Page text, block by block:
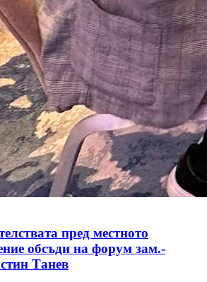
пред местното
обсъди на форум зам.-
Танев